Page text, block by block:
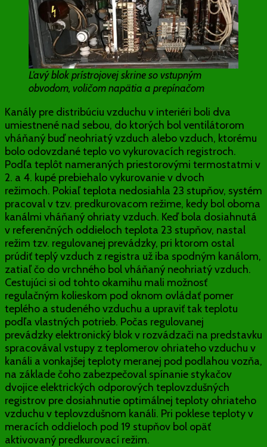
Ľavý blok prístrojovej skrine so vstupným
obvodom, voličom napätia a prepínačom
Kanály pre distribúciu vzduchu v interiéri boli dva
umiestnené nad sebou, do ktorých bol ventilátorom
vháňaný buď neohriatý vzduch alebo vzduch, ktorému
bolo odovzdané teplo vo vykurovacích registroch.
Podľa teplôt nameraných priestorovými termostatmi v
2. a 4. kupé prebiehalo vykurovanie v dvoch
režimoch. Pokiaľ teplota nedosiahla 23 stupňov, systém
pracoval v tzv. predkurovacom režime, kedy bol oboma
kanálmi vháňaný ohriaty vzduch. Keď bola dosiahnutá
v referenčných oddieloch teplota 23 stupňov, nastal
režim tzv. regulovanej prevádzky, pri ktorom ostal
prúdiť teplý vzduch z registra už iba spodným kanálom,
zatiaľ čo do vrchného bol vháňaný neohriatý vzduch.
Cestujúci si od tohto okamihu mali možnosť
regulačným kolieskom pod oknom ovládať pomer
teplého a studeného vzduchu a upraviť tak teplotu
podľa vlastných potrieb. Počas regulovanej
prevádzky elektronický blok v rozvádzači na predstavku
spracovával vstupy z teplomerov ohriateho vzduchu v
kanáli a vonkajšej teploty meranej pod podlahou vozňa,
na základe čoho zabezpečoval spínanie stykačov
dvojice elektrických odporových teplovzdušných
registrov pre dosiahnutie optimálnej teploty ohriateho
vzduchu v teplovzdušnom kanáli. Pri poklese teploty v
meracích oddieloch pod 19 stupňov bol opäť
aktivovaný predkurovací režim.